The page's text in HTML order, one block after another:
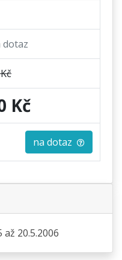
dotaz
Kč
na dotaz
20.5.2006